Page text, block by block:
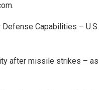
Capabilities – U.S.
after missile strikes – as